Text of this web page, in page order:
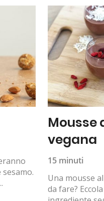
sesamo.
Mousse
vegana
15 minuti
Una mousse
da fare?